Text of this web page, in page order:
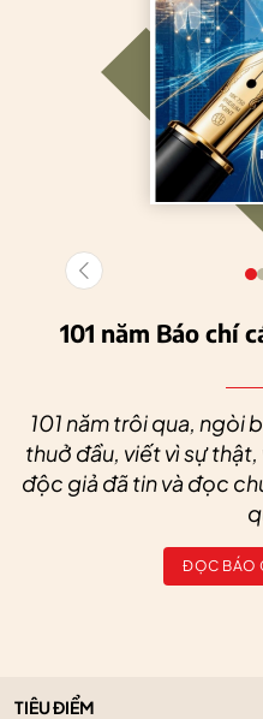
101 năm Báo chí
101 năm trôi qua, ngòi
thuở đầu, viết vì sự
độc giả đã tin và đọc
ĐỌC BÁO
TIÊU ĐIỂM